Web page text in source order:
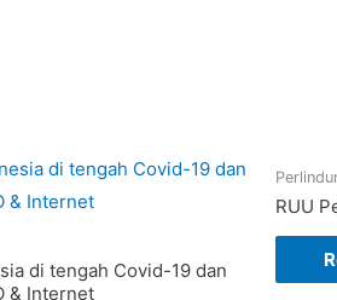
di tengah Covid-19 dan
& Internet
RUU